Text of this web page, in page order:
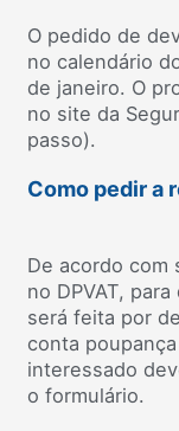
O pedido de
no calendário
de janeiro. O
no site da
passo).
Como pedir a
De acordo com
no DPVAT,
será feita por
conta
interessado
o formulário.